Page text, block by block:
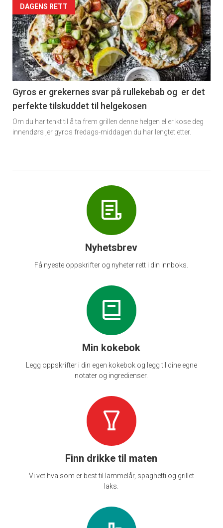
Forsiden
akkurat
nå
-
6
DAGENS RETT
Gyros er grekernes svar på rullekebab og er det
perfekte tilskuddet til helgekosen
Om du har tenkt til å ta frem grillen denne helgen eller kose deg
innendørs ,er gyros fredags-middagen du har lengtet etter.
Nyhetsbrev
Få nyeste oppskrifter og nyheter rett i din innboks.
Min kokebok
Legg oppskrifter i din egen kokebok og legg til dine egne
notater og ingredienser.
Finn drikke til maten
Vi vet hva som er best til lammelår, spaghetti og grillet
laks.